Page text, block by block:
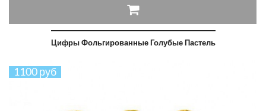
Цифры Фольгированные Голубые Пастель
1100 руб